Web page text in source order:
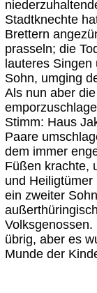
Stadtknechte
Brettern
prasseln; die
lauteres
Sohn, umging
Als nun aber
Stimm: Haus
Paare
dem immer
Füßen krachte,
und
ein zweiter
übrig, aber es
Munde der